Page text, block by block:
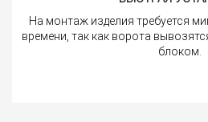
На монтаж изделия требуется
времени, так как ворота
блоком.